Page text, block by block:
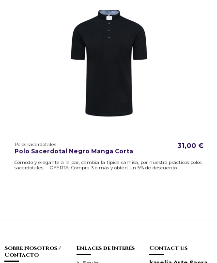
Polos sacerdotales
Polo Sacerdotal Negro Manga Corta
31,00 €
Cómodo y elegante a la par, cambia la típica camisa, por nuestro prácticos polos
sacerdotales. OFERTA: Compra 3 o más y obtén un 5% de descuento.
Sobre Nosotros /
Contacto
Enlaces de Interés Contact us